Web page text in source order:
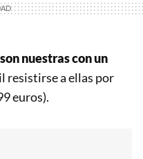
nuestras con un
resistirse a ellas por
euros).